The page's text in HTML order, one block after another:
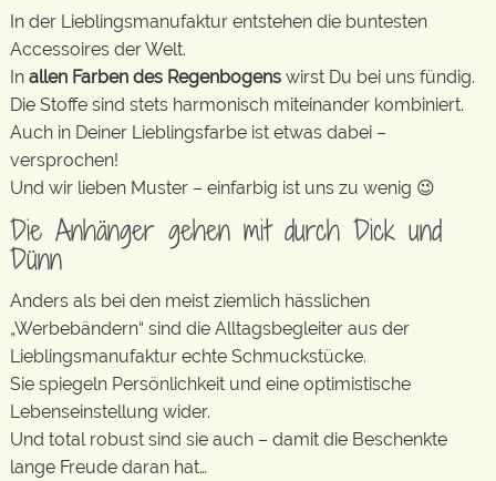
In der Lieblingsmanufaktur entstehen die buntesten
Accessoires der Welt.
In allen Farben des Regenbogens wirst Du bei uns fündig.
Die Stoffe sind stets harmonisch miteinander kombiniert.
Auch in Deiner Lieblingsfarbe ist etwas dabei –
versprochen!
Und wir lieben Muster – einfarbig ist uns zu wenig 😉
Die Anhänger gehen mit durch Dick und
Dünn
Anders als bei den meist ziemlich hässlichen
„Werbebändern“ sind die Alltagsbegleiter aus der
Lieblingsmanufaktur echte Schmuckstücke.
Sie spiegeln Persönlichkeit und eine optimistische
Lebenseinstellung wider.
Und total robust sind sie auch – damit die Beschenkte
lange Freude daran hat…